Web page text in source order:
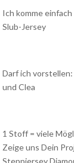
Ich komme
Slub-Jersey
Darf ich
und Clea
1 Stoff = viele
Zeige uns Dein
Steppjersey